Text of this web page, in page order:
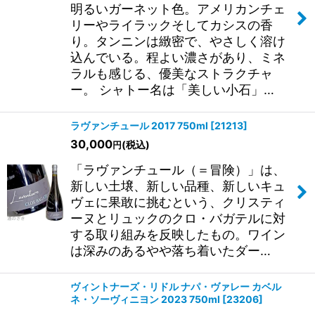
明るいガーネット色。アメリカンチェ
リーやライラックそしてカシスの香
り。タンニンは緻密で、やさしく溶け
込んでいる。程よい濃さがあり、ミネ
ラルも感じる、優美なストラクチャ
ー。 シャトー名は「美しい小石」…
ラヴァンチュール 2017 750ml [21213]
30,000円 (税込)
「ラヴァンチュール（＝冒険）」は、
新しい土壌、新しい品種、新しいキュ
ヴェに果敢に挑むという、クリスティ
ーヌとリュックのクロ・バガテルに対
する取り組みを反映したもの。ワイン
は深みのあるやや落ち着いたダー…
ヴィントナーズ・リドル ナパ・ヴァレー カベル
ネ・ソーヴィニヨン 2023 750ml [23206]